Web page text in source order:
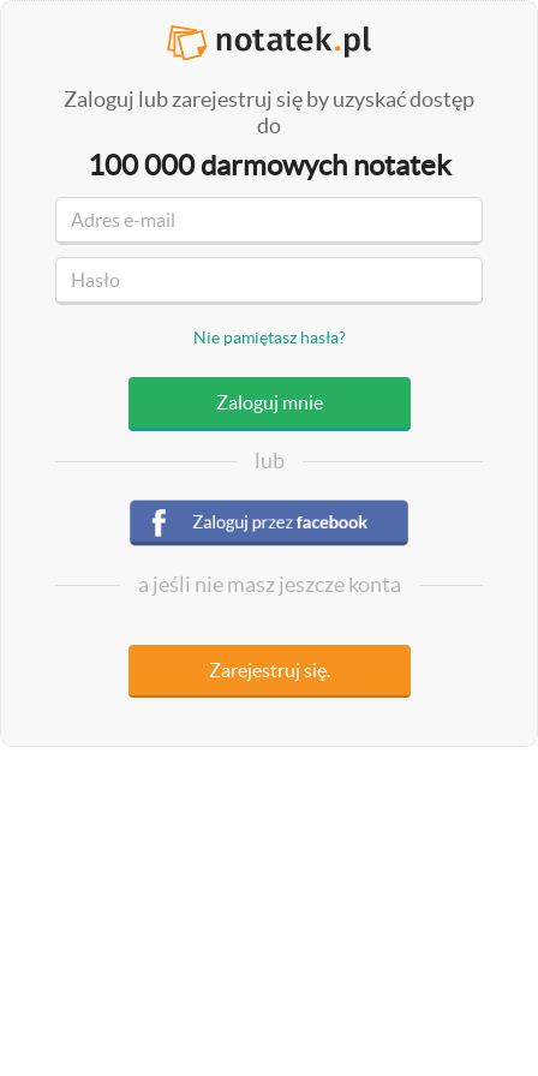
Zaloguj lub zarejestruj się by uzyskać dostęp
do
100 000 darmowych notatek
Nie pamiętasz hasła?
lub
a jeśli nie masz jeszcze konta
Zarejestruj się.